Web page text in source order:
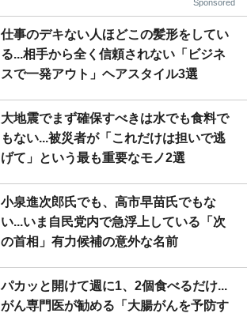
Sponsored
仕事のデキない人ほどこの髪形をしてい
る...相手から全く信頼されない「ビジネ
スで一発アウト」ヘアスタイル3選
大地震でまず確保すべきは水でも食料で
もない...被災者が「これだけは担いで逃
げて」という最も重要なモノ2選
小泉進次郎氏でも、高市早苗氏でもな
い...いま自民党内で急浮上している「次
の首相」有力候補の意外な名前
パカッと開けて週に1、2個食べるだけ...
がん専門医が勧める「大腸がんを予防す